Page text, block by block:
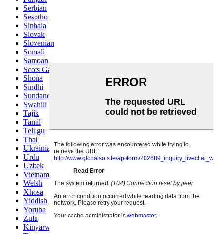
Serbian
Sesotho
Sinhala
Slovak
Slovenian
Somali
Samoan
Scots Gaelic
Shona
Sindhi
Sundanese
Swahili
Tajik
Tamil
Telugu
Thai
Ukrainian
Urdu
Uzbek
Vietnamese
Welsh
Xhosa
Yiddish
Yoruba
Zulu
Kinyarwanda